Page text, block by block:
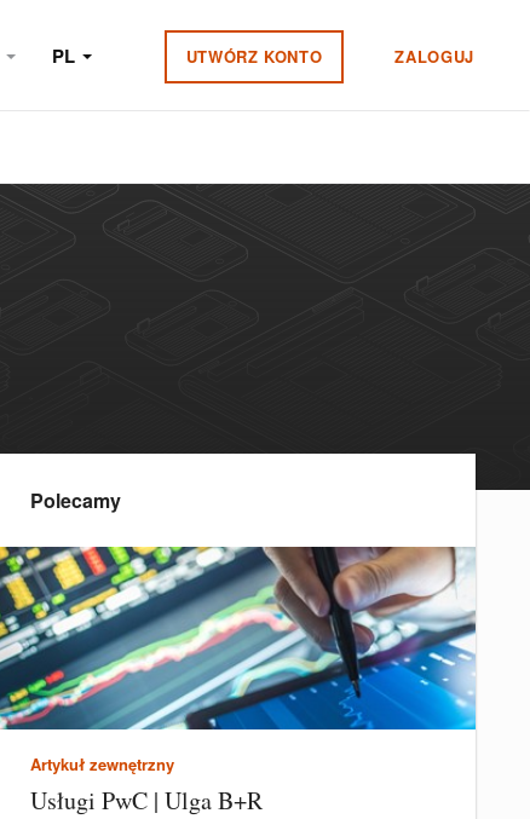
PL UTWÓRZ KONTO ZALOGUJ
Polecamy
Artykuł zewnętrzny
Usługi PwC | Ulga B+R